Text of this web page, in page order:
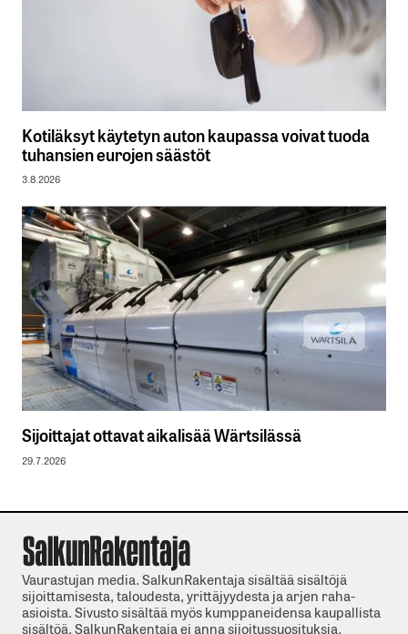
Kotiläksyt käytetyn auton kaupassa voivat tuoda
tuhansien eurojen säästöt
3.8.2026
Sijoittajat ottavat aikalisää Wärtsilässä
29.7.2026
Vaurastujan media. SalkunRakentaja sisältää sisältöjä
sijoittamisesta, taloudesta, yrittäjyydesta ja arjen raha-
asioista. Sivusto sisältää myös kumppaneidensa kaupallista
sisältöä. SalkunRakentaja ei anna sijoitussuosituksia.